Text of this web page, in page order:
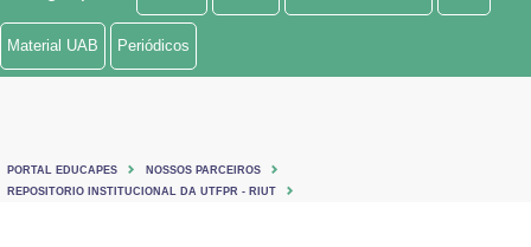
Ministério de Minas e Energia
Ministério do Turismo
Material UAB Periódicos
PORTAL EDUCAPES
NOSSOS PARCEIROS
REPOSITORIO INSTITUCIONAL DA UTFPR - RIUT